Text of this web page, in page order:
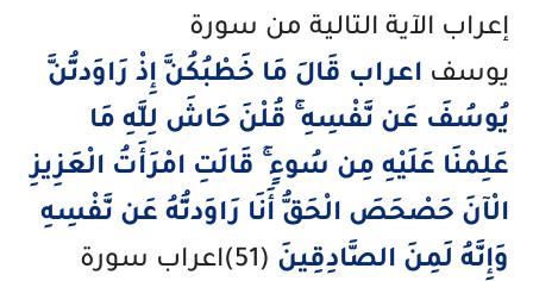
إعراب الآية التالية من سورة
يوسف اعراب قَالَ مَا خَطْبُكُنَّ إِذْ رَاوَدتُّنَّ
يُوسُفَ عَن نَّفْسِهِ ۚ قُلْنَ حَاشَ لِلَّهِ مَا
عَلِمْنَا عَلَيْهِ مِن سُوءٍ ۚ قَالَتِ امْرَأَتُ الْعَزِيزِ
الْآنَ حَصْحَصَ الْحَقُّ أَنَا رَاوَدتُّهُ عَن نَّفْسِهِ
وَإِنَّهُ لَمِنَ الصَّادِقِينَ
(51)اعراب سورة